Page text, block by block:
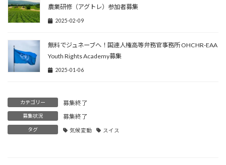
農業研修（アグトレ）参加者募集
2025-02-09
無料でジュネーブへ！国連人権高等弁務官事務所 OHCHR-EAA
Youth Rights Academy募集
2025-01-06
カテゴリー 募集終了
募集状況 募集終了
タグ 気候変動 スイス